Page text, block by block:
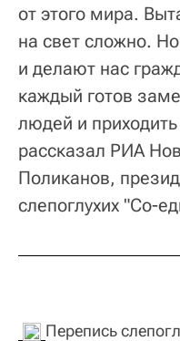
от этого мира.
на свет сложно.
и делают нас
каждый готов
людей и
рассказал РИА
Поликанов,
слепоглухих "Со-
Перепись